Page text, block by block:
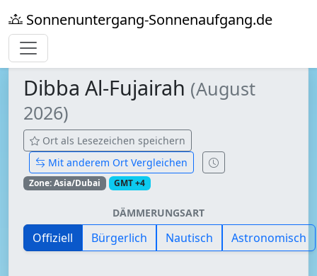
Sonnenuntergang-Sonnenaufgang.de
Dibba Al-Fujairah (August
2026)
Ort als Lesezeichen speichern
Mit anderem Ort Vergleichen
Zone: Asia/Dubai GMT +4
DÄMMERUNGSART
Offiziell Bürgerlich Nautisch Astronomisch